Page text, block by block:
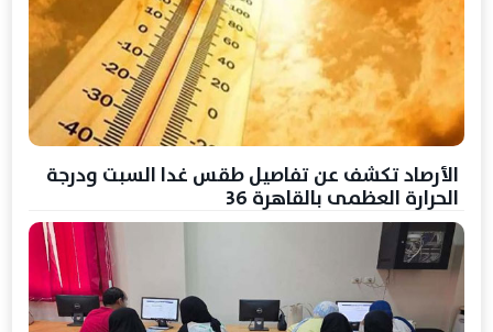
الأرصاد تكشف عن تفاصيل طقس غدا السبت ودرجة
الحرارة العظمى بالقاهرة 36